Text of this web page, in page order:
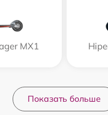
MX1
Показать больше